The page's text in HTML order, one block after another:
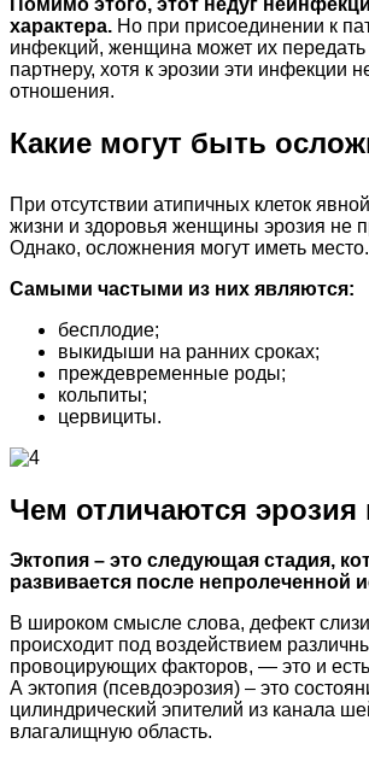
характера. Но при присоединении к
инфекций, женщина может их
партнеру, хотя к эрозии эти инфекции
отношения.
Какие могут быть
При отсутствии атипичных клеток
жизни и здоровья женщины эрозия не
Однако, осложнения могут иметь место.
Самыми частыми из них являются:
бесплодие;
выкидыши на ранних сроках;
преждевременные роды;
кольпиты;
цервициты.
Чем отличаются эрозия
Эктопия – это следующая стадия,
развивается после непролеченной
В широком смысле слова, дефект
происходит под воздействием
провоцирующих факторов, — это и
А эктопия (псевдоэрозия) – это
цилиндрический эпителий из канала
влагалищную область.